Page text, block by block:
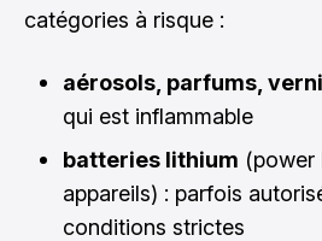
catégories à risque :
aérosols, parfums,
qui est inflammable
batteries lithium (power
appareils) : parfois
conditions strictes